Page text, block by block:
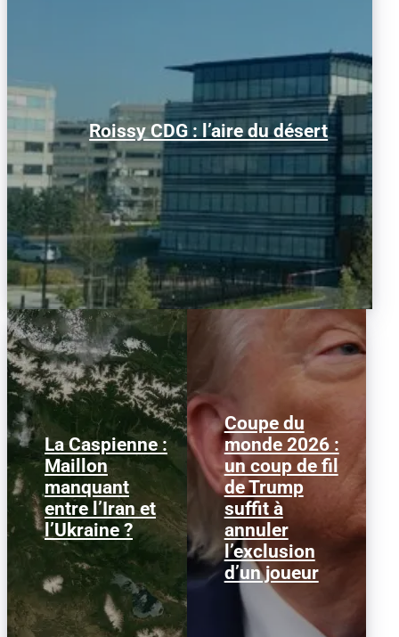
Roissy CDG : l’aire du désert
Alors que le trafic aérien a retrouvé son
niveau d’avant la pandémie, les
conditions d’obtention...
La Caspienne :
Maillon
manquant
entre l’Iran et
l’Ukraine ?
Samedi 25 juillet 2026,
des drones ukrainiens
ont frappé plusieurs
cibles en mer Caspienne,
parmi...
Coupe du
monde 2026 :
un coup de fil
de Trump
suffit à
annuler
l’exclusion
d’un joueur
Le 1er juillet 2026,
l'attaquant américain
Folarin Balogun recevait
un carton rouge
parfaitement...